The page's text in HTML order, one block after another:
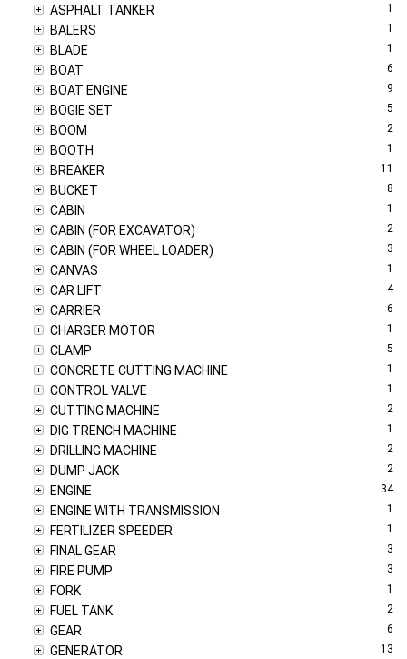
ASPHALT TANKER 1
BALERS 1
BLADE 1
BOAT 6
BOAT ENGINE 9
BOGIE SET 5
BOOM 2
BOOTH 1
BREAKER 11
BUCKET 8
CABIN 1
CABIN (FOR EXCAVATOR) 2
CABIN (FOR WHEEL LOADER) 3
CANVAS 1
CAR LIFT 4
CARRIER 6
CHARGER MOTOR 1
CLAMP 5
CONCRETE CUTTING MACHINE 1
CONTROL VALVE 1
CUTTING MACHINE 2
DIG TRENCH MACHINE 1
DRILLING MACHINE 2
DUMP JACK 2
ENGINE 34
ENGINE WITH TRANSMISSION 1
FERTILIZER SPEEDER 1
FINAL GEAR 3
FIRE PUMP 3
FORK 1
FUEL TANK 2
GEAR 6
GENERATOR 13